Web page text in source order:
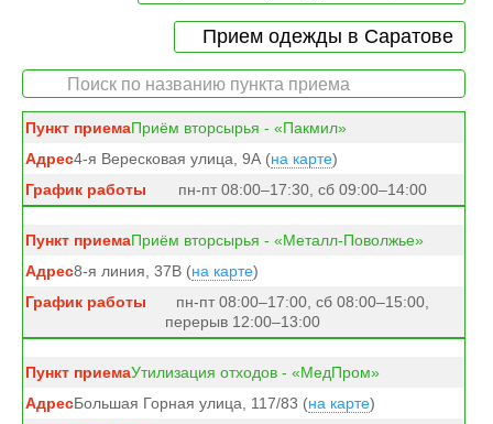
Прием одежды в Саратове
Приём вторсырья - «Пакмил»
4-я Вересковая улица, 9А (на карте)
пн-пт 08:00–17:30, сб 09:00–14:00
Приём вторсырья - «Металл-Поволжье»
8-я линия, 37В (на карте)
пн-пт 08:00–17:00, сб 08:00–15:00,
перерыв 12:00–13:00
Утилизация отходов - «МедПром»
Большая Горная улица, 117/83 (на карте)